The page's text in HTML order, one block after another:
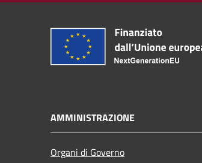
AMMINISTRAZIONE
Organi di Governo